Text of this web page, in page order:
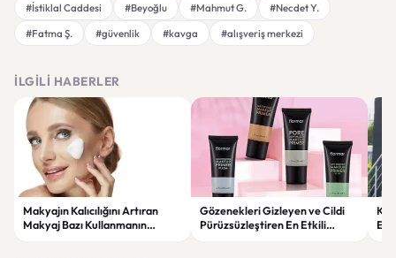
#İstiklal Caddesi #Beyoğlu #Mahmut G.
#Necdet Y.
#Fatma Ş.
#güvenlik #kavga #alışveriş merkezi
İLGILI HABERLER
Makyajın Kalıcılığını Artıran
Makyaj Bazı Kullanmanın
Gözenekleri Gizleyen ve Cildi
Pürüzsüzleştiren En Etkili